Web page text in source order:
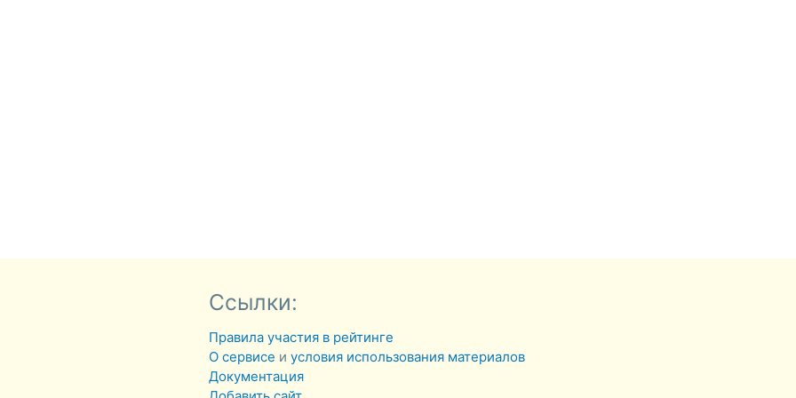
Ссылки:
Правила участия в рейтинге
О сервисе иусловия использования материалов
Документация